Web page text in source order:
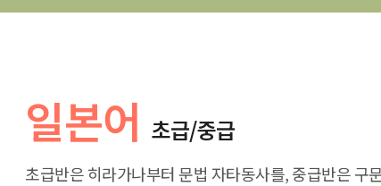
일본어 초급/중급
초급반은 히라가나부터 문법 자타동사를, 중급반은 구